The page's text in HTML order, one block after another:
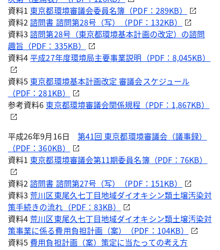
資料1 東京都環境審議会委員名簿（PDF：289KB）
資料2諮問書 諮問第28号（写）（PDF：132KB）
資料3諮問第28号（東京都環境基本計画の改定）の諮問
趣旨（PDF：335KB）
資料4平成27年度環境局主要事業説明（PDF：8,045KB）
資料5 東京都環境基本計画改定 審議会スケジュール
（PDF：281KB）
参考資料6 東京都環境審議会関係規程（PDF：1,867KB）
平成26年9月16日 第41回 東京都環境審議会（議事録）
（PDF：360KB）
資料1 東京都環境審議会第11期委員名簿（PDF：76KB）
資料2諮問書 諮問第27号（写）（PDF：151KB）
資料3 荒川区東尾久七丁目地域ダイオキシン類土壌汚染対
策手続きの流れ（PDF：83KB）
資料4 荒川区東尾久七丁目地域ダイオキシン類土壌汚染対
策事業に係る費用負担計画（案）（PDF：104KB）
資料5 費用負担計画（案）策定に当たっての考え方